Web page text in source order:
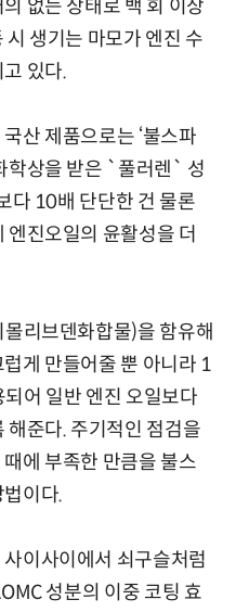
없는 상태로 백 회 이상
생기는 마모가 엔진 수
있다.
산 제품으로는 ‘불스파
학상을 받은 `풀러렌` 성
다 10배 단단한 건 물론
진오일의 윤활성을 더
리브덴화합물)을 함유해
게 만들어줄 뿐 아니라 1
어 일반 엔진 오일보다
해준다. 주기적인 점검을
에 부족한 만큼을 불스
이다.
이사이에서 쇠구슬처럼
성분의 이중 코팅 효